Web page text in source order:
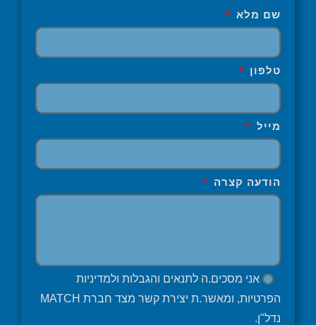
שם מלא
טלפון
מייל
הודעה קצרה
אני מסכים.ה לתנאים והגבלות ולמדיניות
הפרטיות, ומאשר.ת יצירת קשר מצד חברת MATCH
נדל"ן.